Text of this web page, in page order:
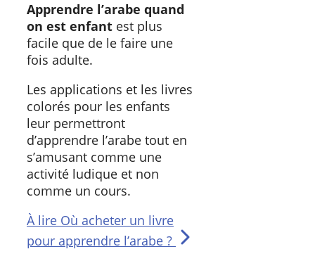
Apprendre l’arabe quand
on est enfant est plus
facile que de le faire une
fois adulte.
Les applications et les livres
colorés pour les enfants
leur permettront
d’apprendre l’arabe tout en
s’amusant comme une
activité ludique et non
comme un cours.
À lire Où acheter un livre
pour apprendre l’arabe ?